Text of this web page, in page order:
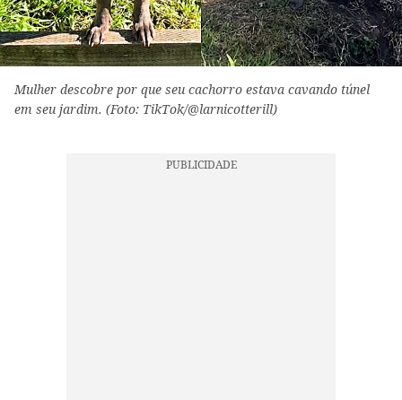
Mulher descobre por que seu cachorro estava cavando túnel
em seu jardim. (Foto: TikTok/@larnicotterill)